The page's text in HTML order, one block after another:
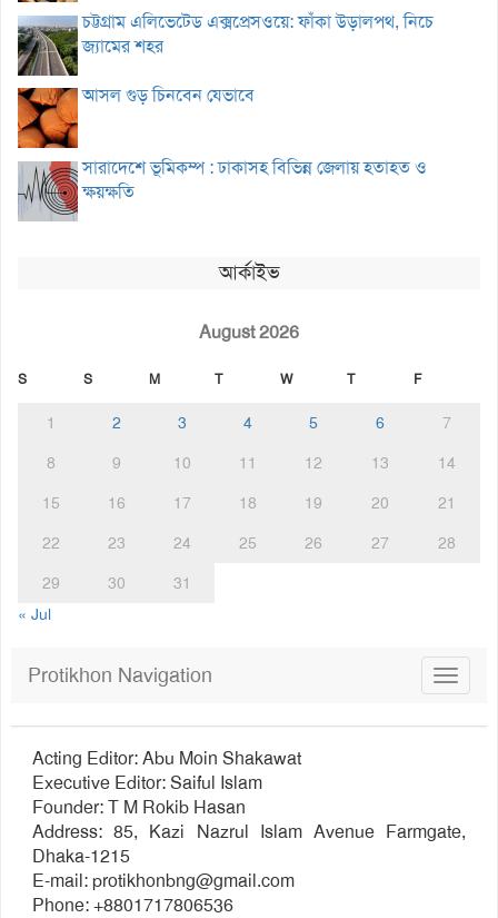
চট্টগ্রাম এলিভেটেড এক্সপ্রেসওয়ে: ফাঁকা উড়ালপথ, নিচে
জ্যামের শহর
আসল গুড় চিনবেন যেভাবে
সারাদেশে ভূমিকম্প : ঢাকাসহ বিভিন্ন জেলায় হতাহত ও
ক্ষয়ক্ষতি
আর্কাইভ
August 2026
S S M T W T F
1 2 3 4 5 6
7
8
9 10 11 12 13
14
15
16 17 18 19 20
21
22
23 24 25 26 27
28
29
30
31
« Jul
Toggle
Protikhon Navigation
Acting Editor: Abu Moin Shakawat
Executive Editor: Saiful Islam
Founder: T M Rokib Hasan
Address: 85, Kazi Nazrul Islam Avenue Farmgate,
Dhaka-1215
E-mail:protikhonbng@gmail.com
Phone: +8801717806536